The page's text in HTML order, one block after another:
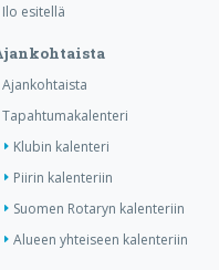
Ilo esitellä
Ajankohtaista
Tapahtumakalenteri
Klubin kalenteri
Piirin kalenteriin
Suomen Rotaryn kalenteriin
Alueen yhteiseen kalenteriin